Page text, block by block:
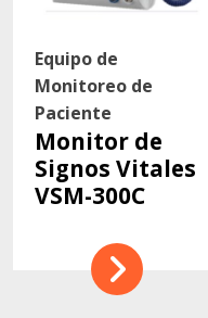
Equipo de
Monitoreo de
Paciente
Monitor de
Signos Vitales
VSM-300C